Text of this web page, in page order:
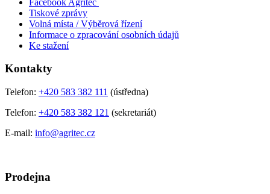
Tiskové zprávy
Volná místa / Výběrová řízení
Informace o zpracování osobních údajů
Ke stažení
Kontakty
Telefon: +420 583 382 111 (ústředna)
Telefon: +420 583 382 121 (sekretariát)
E-mail: info@agritec.cz
Prodejna